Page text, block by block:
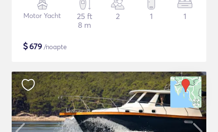
Motor Yacht
25 ft
8 m
2 1 1
$679 /noapte